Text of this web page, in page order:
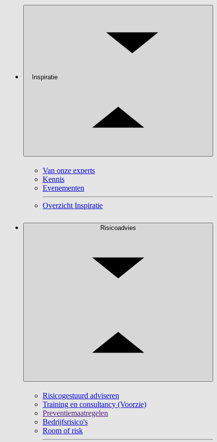
Inspiratie
Van onze experts
Kennis
Evenementen
Overzicht Inspiratie
Risicoadvies
Risicogestuurd adviseren
Training en consultancy (Voorzie)
Preventiemaatregelen
Bedrijfsrisico's
Room of risk